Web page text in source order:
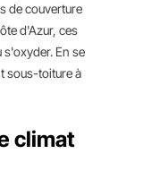
de couverture
d'Azur, ces
En se
sous-toiture à
climat